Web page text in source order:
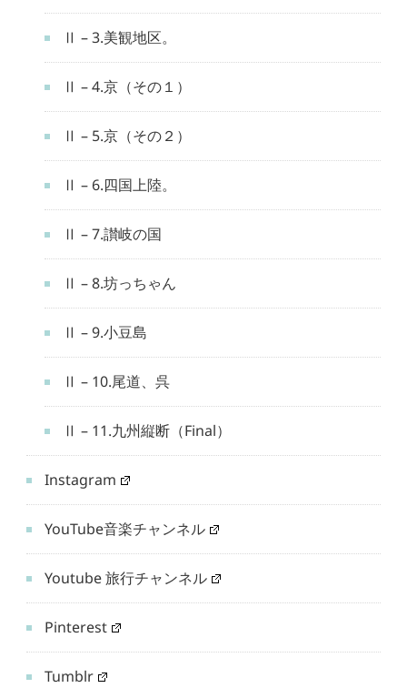
Ⅱ – 3.美観地区。
Ⅱ – 4.京（その１）
Ⅱ – 5.京（その２）
Ⅱ – 6.四国上陸。
Ⅱ – 7.讃岐の国
Ⅱ – 8.坊っちゃん
Ⅱ – 9.小豆島
Ⅱ – 10.尾道、呉
Ⅱ – 11.九州縦断（Final）
Instagram
YouTube音楽チャンネル
Youtube 旅行チャンネル
Pinterest
Tumblr